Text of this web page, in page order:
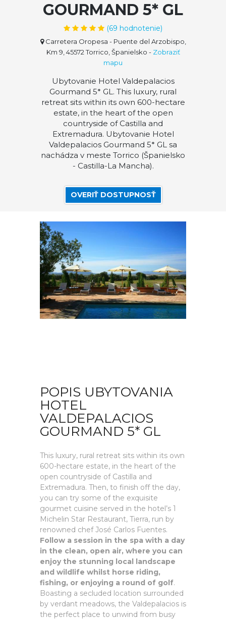
GOURMAND 5* GL
(69 hodnotenie)
Carretera Oropesa - Puente del Arzobispo,
Km 9, 45572 Torrico, Španielsko - Zobraziť
mapu
Ubytovanie Hotel Valdepalacios
Gourmand 5* GL. This luxury, rural
retreat sits within its own 600-hectare
estate, in the heart of the open
countryside of Castilla and
Extremadura. Ubytovanie Hotel
Valdepalacios Gourmand 5* GL sa
nachádza v meste Torrico (Španielsko
- Castilla-La Mancha).
OVERIŤ DOSTUPNOSŤ
POPIS UBYTOVANIA
HOTEL
VALDEPALACIOS
GOURMAND 5* GL
This luxury, rural retreat sits within its own
600-hectare estate, in the heart of the
open countryside of Castilla and
Extremadura. Then, to finish off the day,
you can try some of the exquisite
gourmet cuisine served in the hotel’s 1
Michelin Star Restaurant, Tierra, run by
renowned chef José Carlos Fuentes.
Follow a session in the spa with a day
in the clean, open air, where you can
enjoy the stunning local landscape
and wildlife whilst horse riding,
fishing, or enjoying a round of golf.
Boasting a secluded location surrounded
by verdant meadows, the Valdepalacios is
the perfect place to unwind from busy